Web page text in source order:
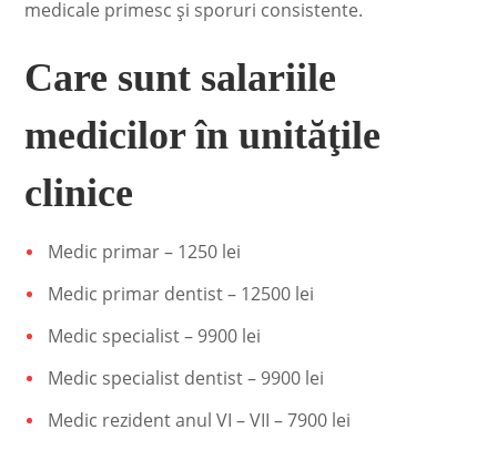
medicale primesc și sporuri consistente.
Care sunt salariile
medicilor în unităţile
clinice
Medic primar – 1250 lei
Medic primar dentist – 12500 lei
Medic specialist – 9900 lei
Medic specialist dentist – 9900 lei
Medic rezident anul VI – VII – 7900 lei